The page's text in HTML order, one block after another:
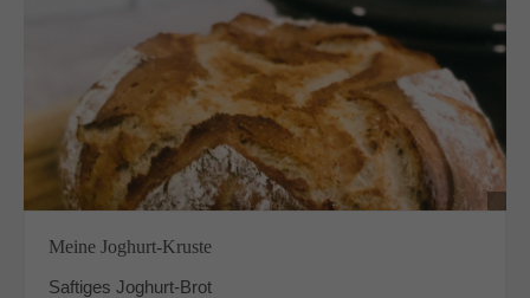
Meine Joghurt-Kruste
Saftiges Joghurt-Brot